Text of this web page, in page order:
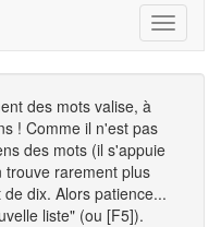
Toggle
des mots valise, à
! Comme il n'est pas
des mots (il s'appuie
trouve rarement plus
dix. Alors patience...
liste" (ou [F5]).